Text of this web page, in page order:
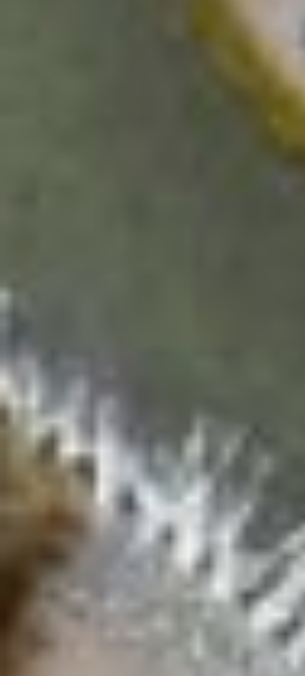
ещё до войны родились, а я и брат —
уже послевоенные. Отец всю войну
служил на Дальневосточной границе,
работала, и отец в рыбаки пошёл. Вот
картошкой и тыквой засаживали,
получилось: у сестры на месяц
раньше меня дочка родилась. И они
с мамой договорились: творог,
сметану насобирают и по очереди
продавать в город едут. Когда мама
уезжает, несёт меня сестре. Та
и свою дочку, и меня грудью кормит.
А когда сестра уезжает, дочку к нам
приносит. И мама кормит и меня,
и внучку свою. Вот такой жизненный
парадокс...
Первое воспоминание из детства —
большая керосиновая лампа
и лучины, которые строгала мама.
Электричества в деревне не было.